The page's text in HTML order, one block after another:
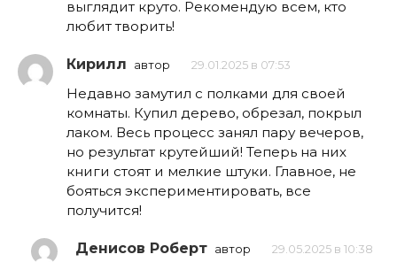
выглядит круто. Рекомендую всем, кто
любит творить!
Кирилл автор 29.01.2025 в 07:53
Недавно замутил с полками для своей
комнаты. Купил дерево, обрезал, покрыл
лаком. Весь процесс занял пару вечеров,
но результат крутейший! Теперь на них
книги стоят и мелкие штуки. Главное, не
бояться экспериментировать, все
получится!
Денисов Роберт автор 29.05.2025 в 10:38